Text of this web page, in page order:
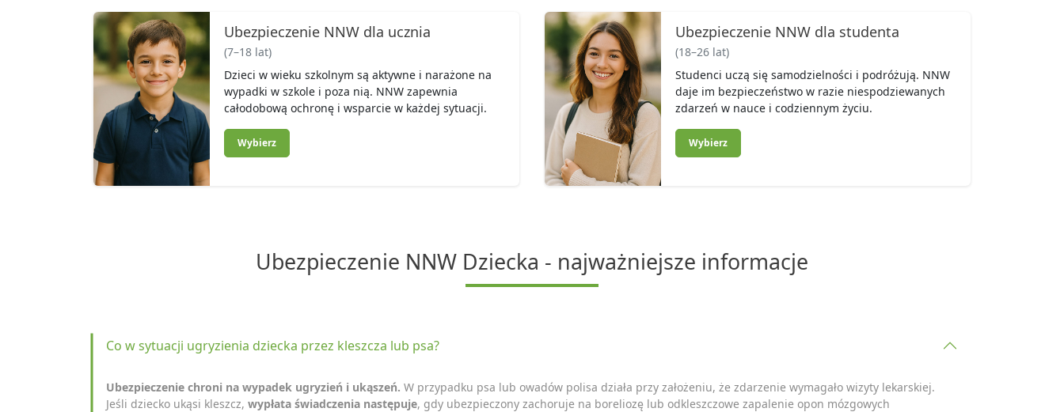
Ubezpieczenie NNW dla ucznia
(7–18 lat)
Dzieci w wieku szkolnym są aktywne i narażone na
wypadki w szkole i poza nią. NNW zapewnia
całodobową ochronę i wsparcie w każdej sytuacji.
Wybierz
Ubezpieczenie NNW dla studenta
(18–26 lat)
Studenci uczą się samodzielności i podróżują. NNW
daje im bezpieczeństwo w razie niespodziewanych
zdarzeń w nauce i codziennym życiu.
Wybierz
Ubezpieczenie NNW Dziecka - najważniejsze informacje
Co w sytuacji ugryzienia dziecka przez kleszcza lub psa?
Ubezpieczenie chroni na wypadek ugryzień i ukąszeń. W przypadku psa lub owadów polisa działa przy założeniu, że zdarzenie wymagało wizyty lekarskiej.
Jeśli dziecko ukąsi kleszcz, wypłata świadczenia następuje, gdy ubezpieczony zachoruje na boreliozę lub odkleszczowe zapalenie opon mózgowych